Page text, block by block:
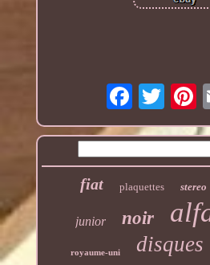
fiat plaquettes stereo
junior noir
royaume-uni disques